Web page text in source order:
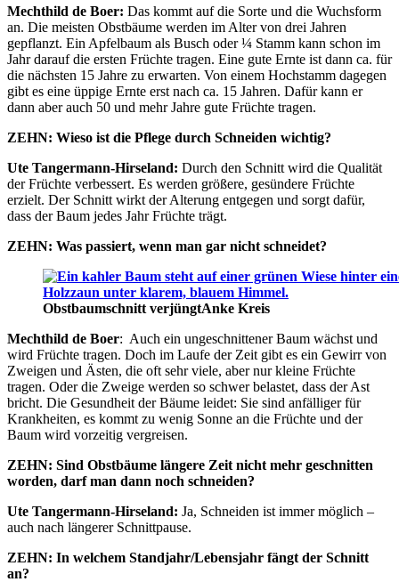
Mechthild de Boer: Das kommt auf die Sorte und die Wuchsform
an. Die meisten Obstbäume werden im Alter von drei Jahren
gepflanzt. Ein Apfelbaum als Busch oder ¼ Stamm kann schon im
Jahr darauf die ersten Früchte tragen. Eine gute Ernte ist dann ca. für
die nächsten 15 Jahre zu erwarten. Von einem Hochstamm dagegen
gibt es eine üppige Ernte erst nach ca. 15 Jahren. Dafür kann er
dann aber auch 50 und mehr Jahre gute Früchte tragen.
ZEHN: Wieso ist die Pflege durch Schneiden wichtig?
Ute Tangermann-Hirseland: Durch den Schnitt wird die Qualität
der Früchte verbessert. Es werden größere, gesündere Früchte
erzielt. Der Schnitt wirkt der Alterung entgegen und sorgt dafür,
dass der Baum jedes Jahr Früchte trägt.
ZEHN: Was passiert, wenn man gar nicht schneidet?
Obstbaumschnitt verjüngtAnke Kreis
Mechthild de Boer: Auch ein ungeschnittener Baum wächst und
wird Früchte tragen. Doch im Laufe der Zeit gibt es ein Gewirr von
Zweigen und Ästen, die oft sehr viele, aber nur kleine Früchte
tragen. Oder die Zweige werden so schwer belastet, dass der Ast
bricht. Die Gesundheit der Bäume leidet: Sie sind anfälliger für
Krankheiten, es kommt zu wenig Sonne an die Früchte und der
Baum wird vorzeitig vergreisen.
ZEHN: Sind Obstbäume längere Zeit nicht mehr geschnitten
worden, darf man dann noch schneiden?
Ute Tangermann-Hirseland: Ja, Schneiden ist immer möglich –
auch nach längerer Schnittpause.
ZEHN: In welchem Standjahr/Lebensjahr fängt der Schnitt
an?